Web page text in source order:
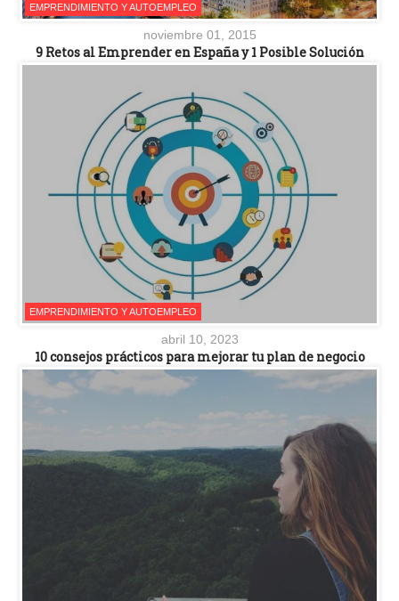
EMPRENDIMIENTO Y AUTOEMPLEO
noviembre 01, 2015
9 Retos al Emprender en España y 1 Posible Solución
EMPRENDIMIENTO Y AUTOEMPLEO
abril 10, 2023
10 consejos prácticos para mejorar tu plan de negocio